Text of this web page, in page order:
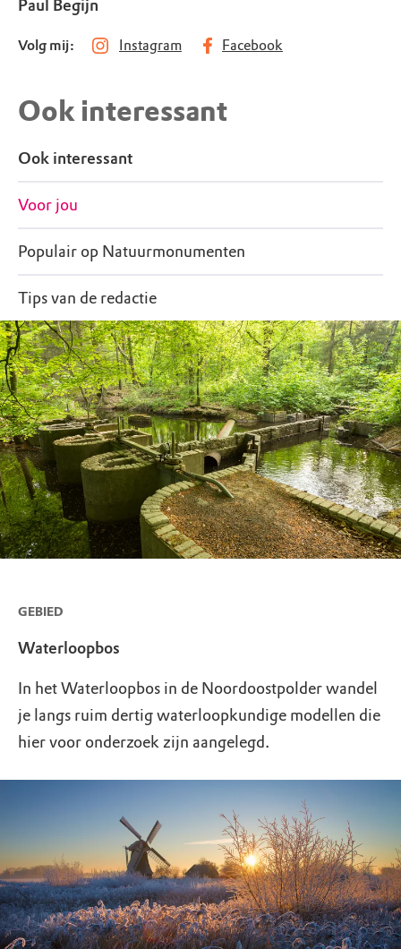
Paul Begijn
Volg mij: Instagram Facebook
Ook interessant
Ook interessant
Voor jou
Populair op Natuurmonumenten
Tips van de redactie
GEBIED
Waterloopbos
In het Waterloopbos in de Noordoostpolder wandel
je langs ruim dertig waterloopkundige modellen die
hier voor onderzoek zijn aangelegd.